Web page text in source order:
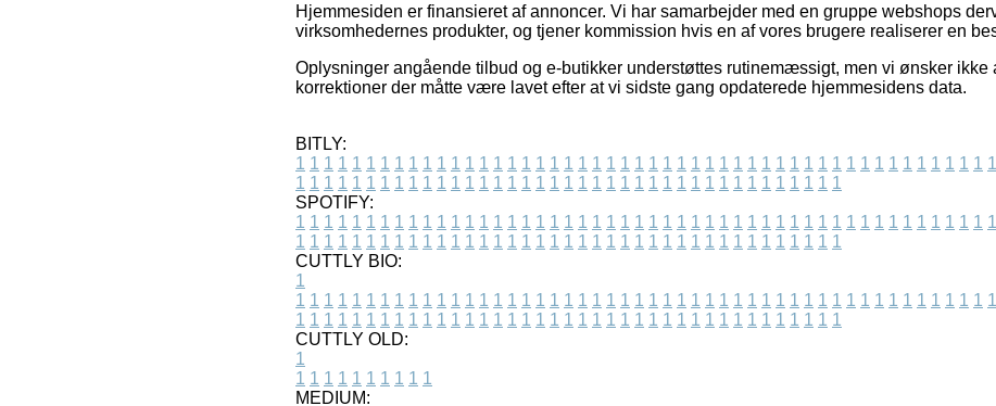
Hjemmesiden er finansieret af annoncer. Vi har samarbejder med en gruppe webshops
virksomhedernes produkter, og tjener kommission hvis en af vores brugere realiserer en
Oplysninger angående tilbud og e-butikker understøttes rutinemæssigt, men vi ønsker ikke
korrektioner der måtte være lavet efter at vi sidste gang opdaterede hjemmesidens data.
BITLY:
1 1 1 1 1 1 1 1 1 1 1 1 1 1 1 1 1 1 1 1 1 1 1 1 1 1 1 1 1 1 1 1 1 1 1 1 1 1 1 1 1 1 1 1 1 1 1 1 1 1
1 1 1 1 1 1 1 1 1 1 1 1 1 1 1 1 1 1 1 1 1 1 1 1 1 1 1 1 1 1 1 1 1 1 1 1 1 1 1
SPOTIFY:
1 1 1 1 1 1 1 1 1 1 1 1 1 1 1 1 1 1 1 1 1 1 1 1 1 1 1 1 1 1 1 1 1 1 1 1 1 1 1 1 1 1 1 1 1 1 1 1 1 1
1 1 1 1 1 1 1 1 1 1 1 1 1 1 1 1 1 1 1 1 1 1 1 1 1 1 1 1 1 1 1 1 1 1 1 1 1 1 1
CUTTLY BIO:
1
1 1 1 1 1 1 1 1 1 1 1 1 1 1 1 1 1 1 1 1 1 1 1 1 1 1 1 1 1 1 1 1 1 1 1 1 1 1 1 1 1 1 1 1 1 1 1 1 1 1
1 1 1 1 1 1 1 1 1 1 1 1 1 1 1 1 1 1 1 1 1 1 1 1 1 1 1 1 1 1 1 1 1 1 1 1 1 1 1
CUTTLY OLD:
1
1 1 1 1 1 1 1 1 1 1
MEDIUM: